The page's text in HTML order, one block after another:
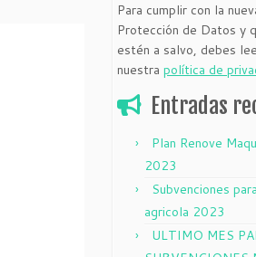
Para cumplir con la
Protección de Datos y
estén a salvo, debes
nuestra política de
Entradas
Plan Renove
2023
Subvenciones
agricola 2023
ULTIMO MES